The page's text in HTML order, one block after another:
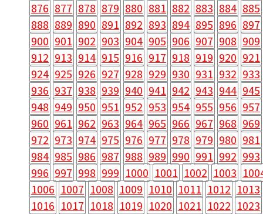
876 877 878 879 880 881 882 883 884 885
888 889 890 891 892 893 894 895 896 897
900 901 902 903 904 905 906 907 908 909
912 913 914 915 916 917 918 919 920 921
924 925 926 927 928 929 930 931 932 933
936 937 938 939 940 941 942 943 944 945
948 949 950 951 952 953 954 955 956 957
960 961 962 963 964 965 966 967 968 969
972 973 974 975 976 977 978 979 980 981
984 985 986 987 988 989 990 991 992 993
996 997 998 999 1000 1001 1002 1003
1006 1007 1008 1009 1010 1011 1012 1013
1016 1017 1018 1019 1020 1021 1022 1023